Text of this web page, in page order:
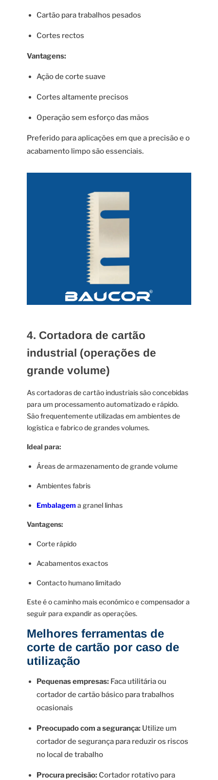
Cartão para trabalhos pesados
Cortes rectos
Vantagens:
Ação de corte suave
Cortes altamente precisos
Operação sem esforço das mãos
Preferido para aplicações em que a precisão e o
acabamento limpo são essenciais.
4. Cortadora de cartão
industrial (operações de
grande volume)
As cortadoras de cartão industriais são concebidas
para um processamento automatizado e rápido.
São frequentemente utilizadas em ambientes de
logística e fabrico de grandes volumes.
Ideal para:
Áreas de armazenamento de grande volume
Ambientes fabris
Embalagema granel linhas
Vantagens:
Corte rápido
Acabamentos exactos
Contacto humano limitado
Este é o caminho mais económico e compensador a
seguir para expandir as operações.
Melhores ferramentas de
corte de cartão por caso de
utilização
Pequenas empresas: Faca utilitária ou
cortador de cartão básico para trabalhos
ocasionais
Preocupado com a segurança: Utilize um
cortador de segurança para reduzir os riscos
no local de trabalho
Procura precisão: Cortador rotativo para